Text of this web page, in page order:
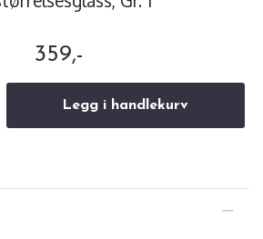
359,-
Legg i handlekurv